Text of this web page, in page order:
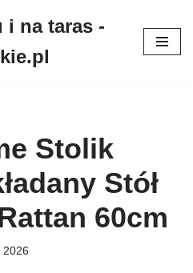
i na taras -
Stolik
Stół
60cm
2026